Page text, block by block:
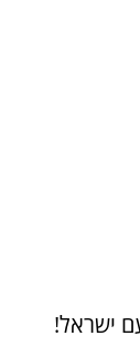
ישראל!